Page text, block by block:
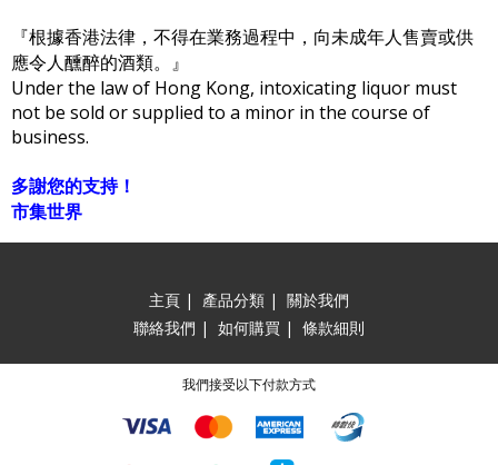
『根據香港法律，不得在業務過程中，向未成年人售賣或供
應令人醺醉的酒類。』
Under the law of Hong Kong, intoxicating liquor must
not be sold or supplied to a minor in the course of
business.
多謝您的支持！
市集世界
主頁 | 產品分類 | 關於我們
聯絡我們 | 如何購買 | 條款細則
我們接受以下付款方式